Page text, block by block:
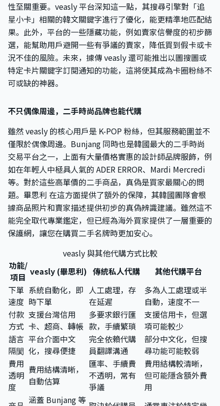
性至關重要。veasly 平台深知這一點，其搜尋引擎對「追
星小卡」相關的韓文關鍵字進行了優化，能更精準地匹配結
果。此外，平台的一些隱藏功能，例如賣家信譽度的初步篩
選，能幫助用戶避開一些有爭議的賣家，降低買到假卡或卡
況不佳的風險。未來，據傳 veasly 還可能推出以圖搜圖或
特定卡片關鍵字訂閱通知的功能，這將使其成為卡圈粉絲不
可或缺的神器。
不只偶像周邊，二手時尚品牌也能代購
雖然 veasly 的核心用戶是 K-POP 粉絲，但其服務範圍並不
僅限於偶像周邊。Bunjang 同時也是韓國最大的二手時尚
交易平台之一，上面有大量價格實惠的設計師品牌服飾，例
如在年輕人中極具人氣的 ADER ERROR、Mardi Mercredi
等。對於這些高單價的二手商品，真偽是買家最關心的問
題。畢思利 在這方面提供了額外的保障，其韓國團隊會根
據商品照片和賣家描述提供初步的真偽辨識建議。雖然這不
能完全取代專業鑑定，但已經為海外買家提供了一層重要的
保護網，讓您在購買二手名牌時更加安心。
veasly 與其他代購方式比較
功能/
項目 veasly (畢思利) 傳統私人代購
其他代購平台
下單
速度
系統自動化，即
時下單
人工處理，存
在延遲
多為人工處理或半
自動，速度不一
付款
方式
支援台灣信用
卡、超商、轉帳
多要求銀行匯
款，手續繁瑣
支援信用卡，但選
項可能較少
語言
隔閡
平台介面中文
化，搜尋便捷
完全依賴代購
員翻譯溝通
部分中文化，但搜
尋功能可能較弱
費用
透明
度
費用結構清晰，
自動估算
匯率、手續費
不透明，常有
爭議
費用結構較清晰，
但可能隱含額外費
用
涵蓋 Bunjang 等